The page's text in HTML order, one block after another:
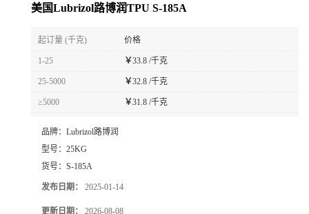
美国Lubrizol路博润TPU S-185A
起订量 (千克) 价格
1-25 ￥33.8 /千克
25-5000 ￥32.8 /千克
≥5000 ￥31.8 /千克
品牌： Lubrizol路博润
型号： 25KG
货号： S-185A
发布日期： 2025-01-14
更新日期： 2026-08-08